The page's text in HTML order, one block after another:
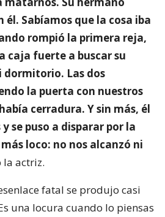
Sabíamos que la cosa iba
rompió la primera reja,
caja fuerte a buscar su
dormitorio. Las dos
la puerta con nuestros
cerradura. Y sin más, él
se puso a disparar por la
loco: no nos alcanzó ni
la actriz.
fatal se produjo casi
una locura cuando lo piensas